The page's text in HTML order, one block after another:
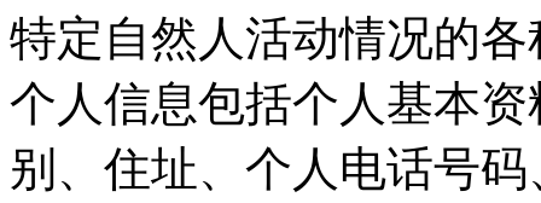
特定自然人活动情况的
个人信息包括个人基本
别、住址、个人电话号